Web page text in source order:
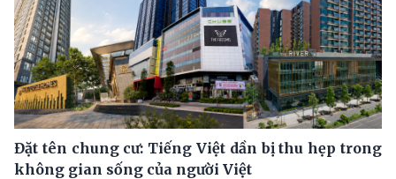
Đặt tên chung cư: Tiếng Việt dần bị thu hẹp trong
không gian sống của người Việt